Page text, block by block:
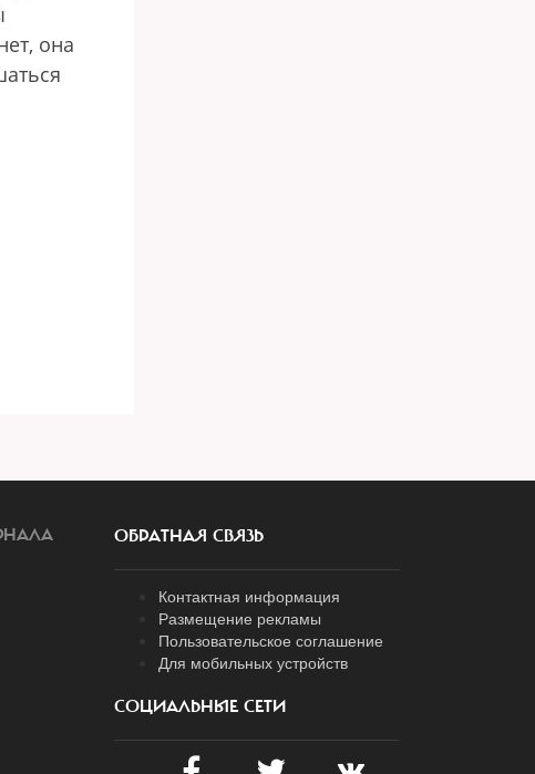
она
ОБРАТНАЯ СВЯЗЬ
Контактная информация
Размещение рекламы
Пользовательское соглашение
Для мобильных устройств
СОЦИАЛЬНЫЕ СЕТИ